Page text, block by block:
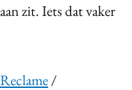
zit. Iets dat vaker
/